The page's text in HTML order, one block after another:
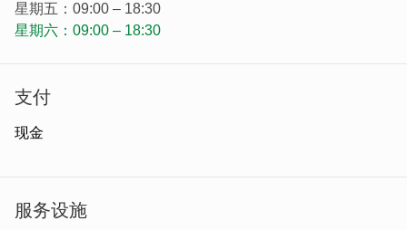
宽敞的空间提供当地南管乐团定期表演区（无偿提供在地年
轻学子学习南管的场域）、进驻艺术家文创商品展售区以及
星期五：09:00 – 18:30
星期六：09:00 – 18:30
支付
现金
服务设施